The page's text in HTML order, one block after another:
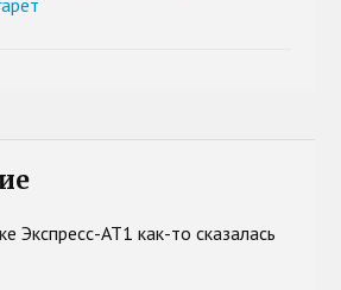
Экспресс-АТ1 как-то сказалась